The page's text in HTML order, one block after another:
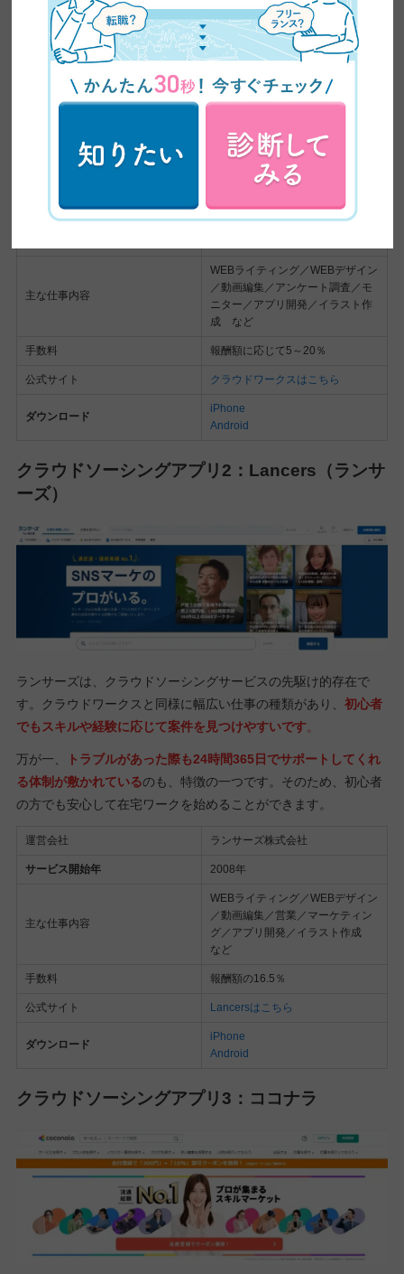
クラウドワークスは、ライティングや動画編集、データ入力など
幅広い案件を扱う国内最大級のクラウドソーシングサービス
仮払い制度を採用しており、納品後に報酬未払いになるリスクを
抑えられます。また、本人確認制度や利用者評価機能もあり、依
運営会社 株式会社クラウドワークス
主な仕事内容
WEBライティング／WEBデザイン
／動画編集／アンケート調査／モ
ニター／アプリ開発／イラスト作
成 など
手数料 報酬額に応じて5～20％
公式サイト クラウドワークスはこちら
ダウンロード
iPhone
Android
クラウドソーシングアプリ2：Lancers（ランサ
ーズ）
ランサーズは、クラウドソーシングサービスの先駆け的存在で
す。クラウドワークスと同様に幅広い仕事の種類があり、 初心者
でもスキルや経験に応じて案件を見つけやすいです。
万が一、
トラブルがあった際も24時間365日でサポートしてくれ
る体制が敷かれているのも、特徴の一つです。そのため、初心者
の方でも安心して在宅ワークを始めることができます。
運営会社 ランサーズ株式会社
サービス開始年 2008年
主な仕事内容
WEBライティング／WEBデザイン
／動画編集／営業／マーケティン
グ／アプリ開発／イラスト作成
など
手数料 報酬額の16.5％
公式サイト Lancersはこちら
ダウンロード
iPhone
Android
クラウドソーシングアプリ3：ココナラ